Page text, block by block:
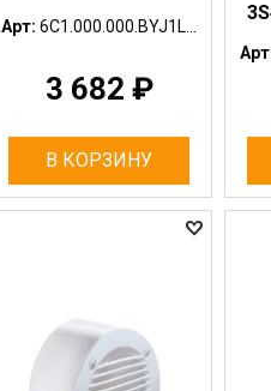
Арт: 6C1.000.000.BYJ1L...
3 682 ₽
В КОРЗИНУ